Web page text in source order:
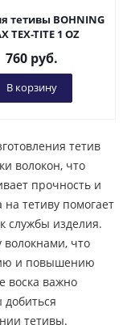
тетивы BOHNING
TEX-TITE 1 OZ
760 руб.
В корзину
тетив
волокон, что
прочность и
тетиву помогает
службы изделия.
волокнами, что
и повышению
воска важно
добиться
тетивы.